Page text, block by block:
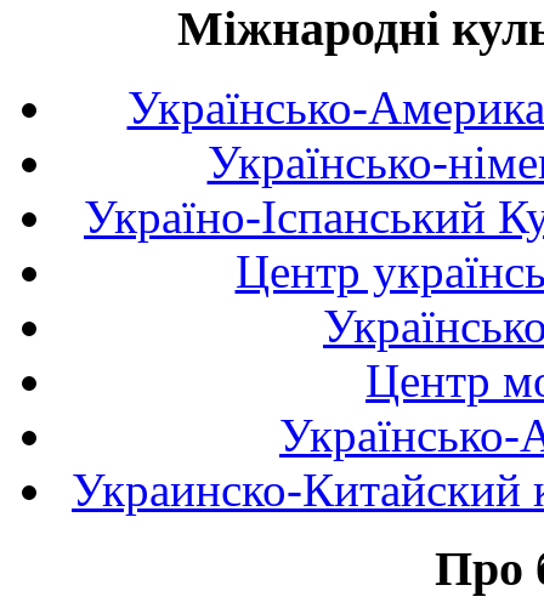
Міжнародні
Українсько-
Українсько-
Україно-Іспанський
Центр
Центр
Українсько-
Украинско-Китайский
Про